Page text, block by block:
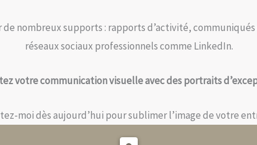
nombreux supports : rapports d’activité,
réseaux sociaux professionnels comme LinkedIn.
votre communication visuelle avec des portraits
moi dès aujourd’hui pour sublimer l’image de votre